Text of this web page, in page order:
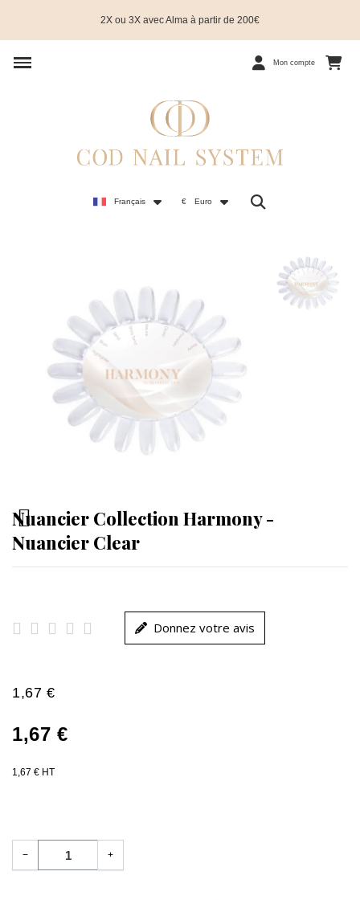
2X ou 3X avec Alma à partir de 200€
Mon compte
Français € Euro
Nuancier Collection Harmony -
Nuancier Clear
     Donnez votre avis
1,67 €
1,67 €
1,67 € HT
− +